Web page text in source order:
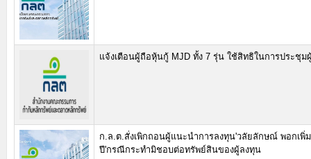
แจ้งเตือนผู้ถือหุ้นกู้ MJD ทั้ง 7 รุ่น ใช้สิทธิในการประชุ
ก.ล.ต.สั่งเพิกถอนผู้แนะนำการลงทุน'วลัยลักษณ์ พอกเพิ่ม
ปี'กรณีกระทำมิชอบต่อทรัพย์สินของผู้ลงทุน